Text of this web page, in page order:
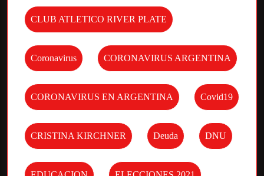
CLUB ATLETICO RIVER PLATE
Coronavirus CORONAVIRUS ARGENTINA
CORONAVIRUS EN ARGENTINA Covid19
CRISTINA KIRCHNER Deuda DNU